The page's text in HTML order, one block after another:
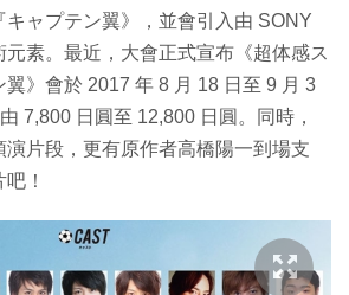
キャプテン翼》，並會引入由 SONY
素。最近，大會正式宣布《超体感ス
》會於 2017 年 8 月 18 日至 9 月 3
7,800 日圓至 12,800 日圓。同時，
片段，更有原作者高橋陽一到場支
！